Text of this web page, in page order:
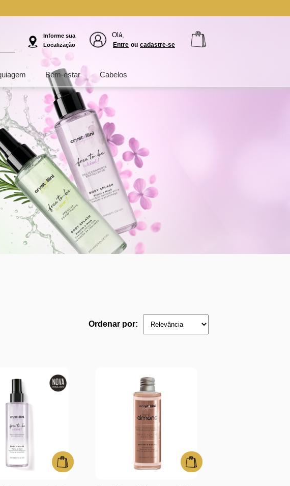
Olá,
Entre ou cadastre-se
Informe sua
Localização
Bem-estar Cabelos
Ordenar por: